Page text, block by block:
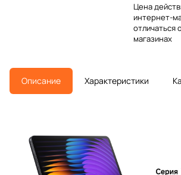
Цена
интернет-
отличаться
магазинах
Описание Характеристики